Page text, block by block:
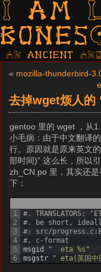
I am
AN ancient
« mozilla-thunderbird-
去掉wget烦人的
gentoo 里的 wget ，从
小毛病：由于中文翻译
行。原因就是原来英文
部时间)” 这么长，所以
zh_CN.po 里，其实还
下：
1
2
3
4
5
6
#.
#. be short,
#: src/
#, c-format
msgid
"  eta %s"
msgstr
" eta(英国中